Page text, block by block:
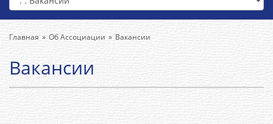
Главная Об Ассоциации Вакансии
Вакансии